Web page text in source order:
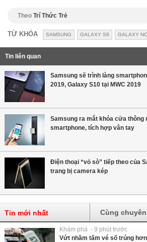
Theo Trí Thức Trẻ
TỪ KHÓA SAMSUNG GALAXY S8 GALAXY
Tin liên quan
Samsung sẽ trình làng
2019, Galaxy S10 tại MWC 2019
Samsung ra mắt khóa cửa thông
smartphone, tích hợp vân tay
Điện thoại “vỏ sò” tiếp theo của
trang bị camera kép
Tin mới nhất Cùng
Khám phá - 9 phút trước
Vứt nhầm tấm vé số trúng